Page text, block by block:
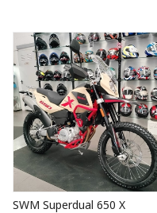
SWM Superdual 650 X